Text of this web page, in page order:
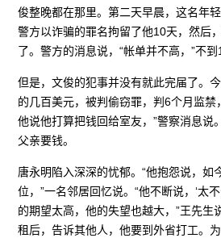
俊整晚都在那里。第二天早晨，这名年
警方以诈骗的罪名拘留了他10天，然后
了。警方的消息说，“帐单并不高，”不到
但是，文俊的犯事并没有就此完届了。
的几百美元，被判偷窃罪，判6个月监禁
他说他打算把钱回给室友，”警察消息说
父亲要钱。
唐永明陷入深深的忧郁。“他抱怨说，如
位，”一名邻居回忆说。“他不断说，‘太
的期望太高，他的失望也越大，”王先生
租后，告诉其他人，他要到外省打工。